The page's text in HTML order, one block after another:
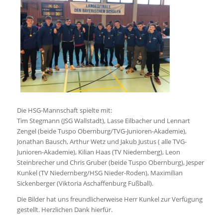
Die HSG-Mannschaft spielte mit:
Tim Stegmann (JSG Wallstadt), Lasse Eilbacher und Lennart
Zengel (beide Tuspo Obernburg/TVG-Junioren-Akademie),
Jonathan Bausch, Arthur Wetz und Jakub Justus ( alle TVG-
Junioren-Akademie), Kilian Haas (TV Niedernberg), Leon
Steinbrecher und Chris Gruber (beide Tuspo Obernburg), Jesper
Kunkel (TV Niedernberg/HSG Nieder-Roden), Maximilian
Sickenberger (Viktoria Aschaffenburg Fußball).
Die Bilder hat uns freundlicherweise Herr Kunkel zur Verfügung
gestellt. Herzlichen Dank hierfür.